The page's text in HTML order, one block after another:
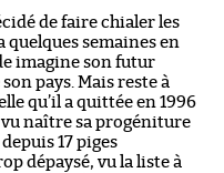
de faire chialer les
quelques semaines en
imagine son futur
pays. Mais reste à
qu’il a quittée en 1996
naître sa progéniture
17 piges
dépaysé, vu la liste à